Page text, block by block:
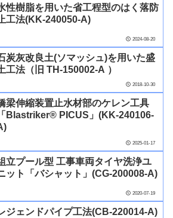
性樹脂を用いた省工程型のはく落防
工法(KK-240050-A)
2024-08-20
炭灰改良土(ソマッシュ)を用いた盛
工法（旧 TH-150002-A ）
2018-10-30
梁伸縮装置止水材部のケレン工具
「Blastriker® PICUS」(KK-240106-
2025-01-17
立プール型 工事車両タイヤ洗浄ユ
ット「バシャット」(CG-200008-A)
2020-07-19
ジェンドパイプ工法(CB-220014-A)